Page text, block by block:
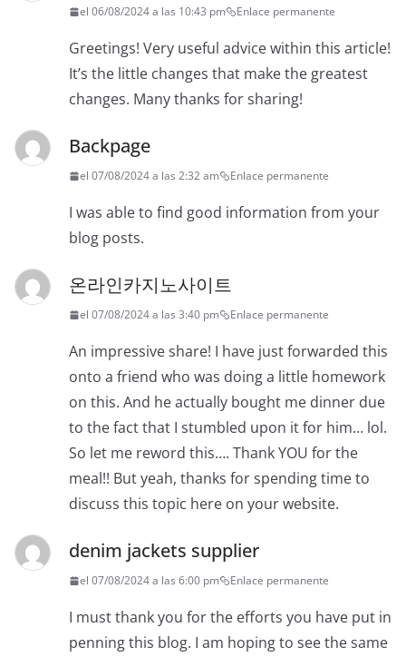
el 06/08/2024 a las 10:43 pm Enlace permanente
Greetings! Very useful advice within this article!
It’s the little changes that make the greatest
changes. Many thanks for sharing!
Backpage
el 07/08/2024 a las 2:32 am Enlace permanente
I was able to find good information from your
blog posts.
온라인카지노사이트
el 07/08/2024 a las 3:40 pm Enlace permanente
An impressive share! I have just forwarded this
onto a friend who was doing a little homework
on this. And he actually bought me dinner due
to the fact that I stumbled upon it for him… lol.
So let me reword this…. Thank YOU for the
meal!! But yeah, thanks for spending time to
discuss this topic here on your website.
denim jackets supplier
el 07/08/2024 a las 6:00 pm Enlace permanente
I must thank you for the efforts you have put in
penning this blog. I am hoping to see the same